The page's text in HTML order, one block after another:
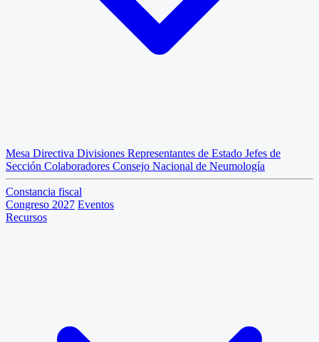
Mesa Directiva Divisiones Representantes de Estado Jefes de
Sección Colaboradores Consejo Nacional de Neumología
Constancia fiscal
Congreso 2027 Eventos
Recursos